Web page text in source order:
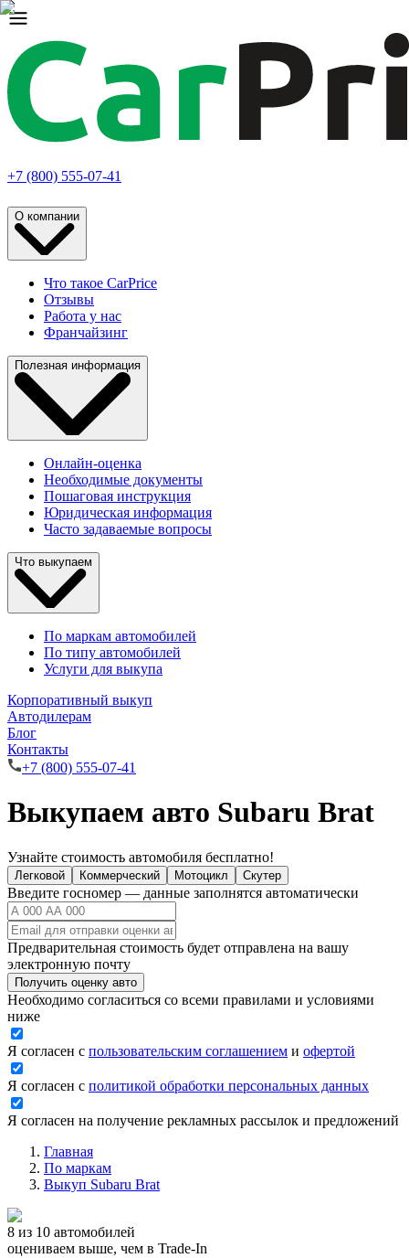
+7 (800) 555-07-41
О компании
Что такое CarPrice
Отзывы
Работа у нас
Франчайзинг
Полезная информация
Онлайн-оценка
Необходимые документы
Пошаговая инструкция
Юридическая информация
Часто задаваемые вопросы
Что выкупаем
По маркам автомобилей
По типу автомобилей
Услуги для выкупа
Корпоративный выкуп
Автодилерам
Блог
Контакты
+7 (800) 555-07-41
Выкупаем авто Subaru Brat
Узнайте стоимость автомобиля бесплатно!
Легковой Коммерческий Мотоцикл Скутер
Введите госномер — данные заполнятся автоматически
Предварительная стоимость будет отправлена на вашу
электронную почту
Получить оценку авто
Необходимо согласиться со всеми правилами и условиями
ниже
Я согласен с пользовательским соглашением и офертой
Я согласен с политикой обработки персональных данных
Я согласен на получение рекламных рассылок и предложений
Главная
По маркам
Выкуп Subaru Brat
8 из 10 автомобилей
оцениваем выше, чем в Trade‑In